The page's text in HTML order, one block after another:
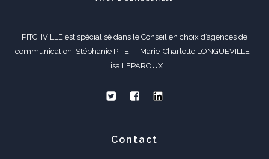
PITCHVILLE est spécialisé dans le Conseil en choix d’agences de
communication. Stéphanie PITET - Marie-Charlotte LONGUEVILLE -
Lisa LEPAROUX
Contact